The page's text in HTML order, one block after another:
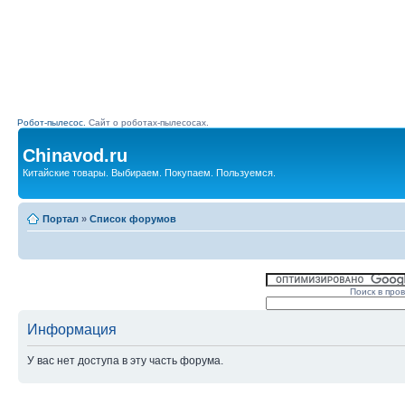
Робот-пылесос. Сайт о роботах-пылесосах.
Chinavod.ru
Китайские товары. Выбираем. Покупаем. Пользуемся.
Портал » Список форумов
Поиск в
Информация
У вас нет доступа в эту часть форума.